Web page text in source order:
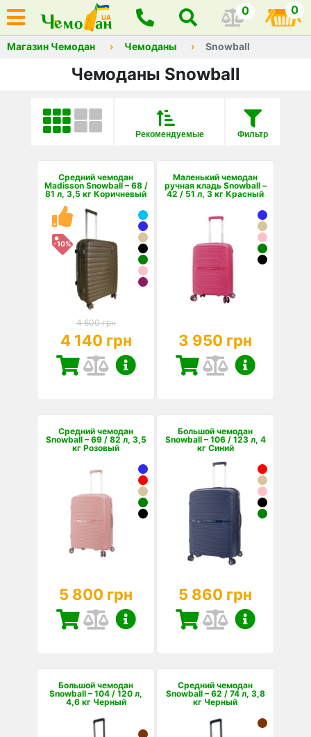
0 0
Магазин Чемодан Чемоданы Snowball
Чемоданы Snowball
Фильтр
Рекомендуемые
Средний чемодан
Madisson Snowball – 68 /
81 л, 3,5 кг Коричневый
-10%
4 600 грн
4 140 грн
Маленький чемодан
ручная кладь Snowball –
42 / 51 л, 3 кг Красный
3 950 грн
Средний чемодан
Snowball – 69 / 82 л, 3,5
кг Розовый
5 800 грн
Большой чемодан
Snowball – 106 / 123 л, 4
кг Синий
5 860 грн
Большой чемодан
Snowball – 104 / 120 л,
4,6 кг Черный
Средний чемодан
Snowball – 62 / 74 л, 3,8
кг Черный